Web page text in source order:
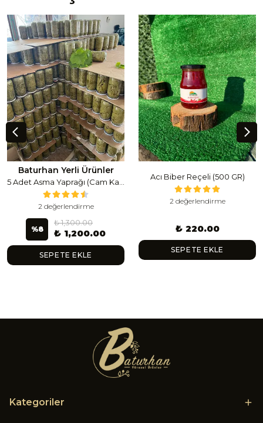
Baturhan Yerli Ürünler
2 değerlendirme
%8
₺ 1,300.00
₺ 1,200.00
SEPETE EKLE
Acı Biber Reçeli (500 GR)
2 değerlendirme
₺ 220.00
SEPETE EKLE
Kategoriler